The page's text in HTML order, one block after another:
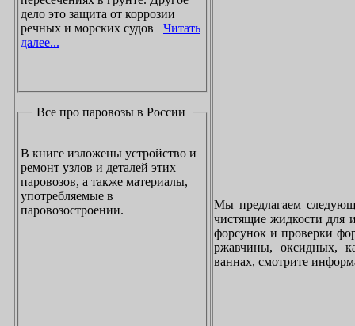
дело это защита от коррозии
речных и морских судов Читать
далее...
Все про паровозы в России
В книге изложены устройство и
ремонт узлов и деталей этих
паровозов, а также материалы,
употребляемые в
паровозостроении.
Мы предлагаем
чистящие жидкости для
форсунок и проверки
ржавчины, оксидных,
ваннах, смотрите